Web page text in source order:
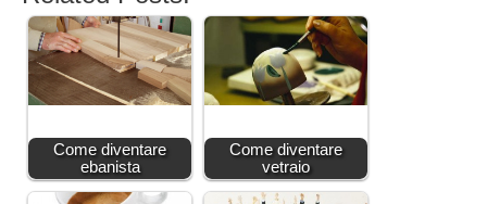
Come diventare
ebanista
Come diventare
vetraio